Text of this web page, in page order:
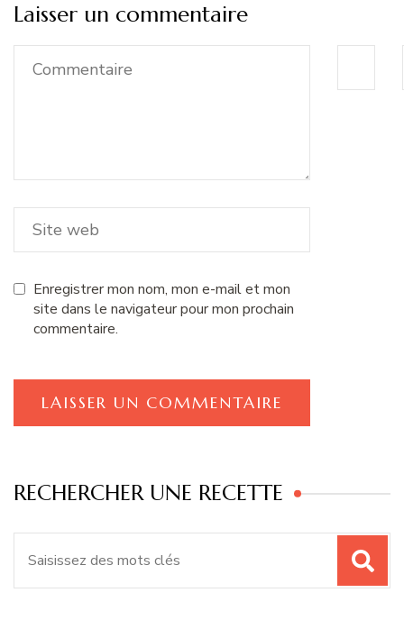
Laisser un commentaire
Enregistrer mon nom, mon e-mail et mon
site dans le navigateur pour mon prochain
commentaire.
RECHERCHER UNE RECETTE